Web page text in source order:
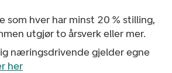
som hver har minst 20 % stilling,
utgjør to årsverk eller mer.
næringsdrivende gjelder egne
her